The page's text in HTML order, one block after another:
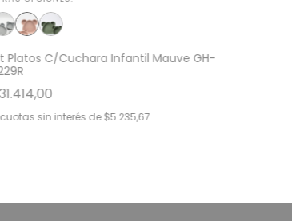
Platos C/Cuchara Infantil Mauve GH-
cuotas sin interés de$5.235,67